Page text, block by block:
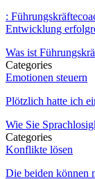
:
Entwicklung
Was ist
Categories
Emotionen steuern
Plötzlich hatte ich
Wie Sie
Categories
Konflikte lösen
Die beiden können